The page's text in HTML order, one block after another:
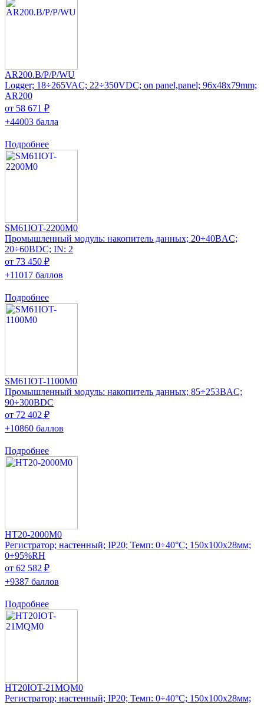
AR200.B/P/P/WU
Logger; 18÷265VAC; 22÷350VDC; on panel,panel; 96x48x79mm;
AR200
от 58 671 ₽
+44003 балла
Подробнее
SM61IOT-2200M0
Промышленный модуль: накопитель данных; 20÷40ВAC;
20÷60ВDC; IN: 2
от 73 450 ₽
+11017 баллов
Подробнее
SM61IOT-1100M0
Промышленный модуль: накопитель данных; 85÷253ВAC;
90÷300ВDC
от 72 402 ₽
+10860 баллов
Подробнее
HT20-2000M0
Регистратор; настенный; IP20; Темп: 0÷40°C; 150x100x28мм;
0÷95%RH
от 62 582 ₽
+9387 баллов
Подробнее
HT20IOT-21MQM0
Регистратор; настенный; IP20; Темп: 0÷40°C; 150x100x28мм;